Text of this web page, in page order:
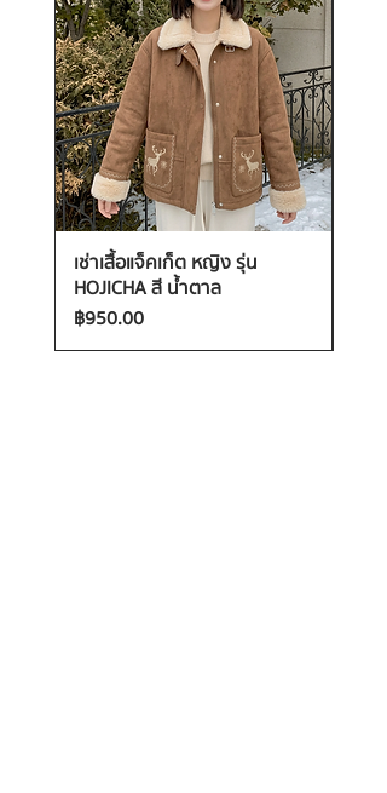
เช่าเสื้อแจ็คเก็ต หญิง รุ่น
HOJICHA สี น้ำตาล
ราคา
฿950.00